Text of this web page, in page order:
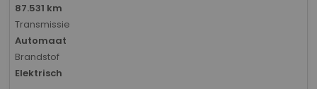
87.531 km
Transmissie
Automaat
Brandstof
Elektrisch